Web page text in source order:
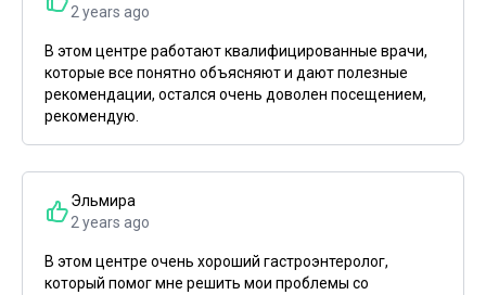
2 years ago
В этом центре работают квалифицированные врачи,
которые все понятно объясняют и дают полезные
рекомендации, остался очень доволен посещением,
рекомендую.
Эльмира
2 years ago
В этом центре очень хороший гастроэнтеролог,
который помог мне решить мои проблемы со